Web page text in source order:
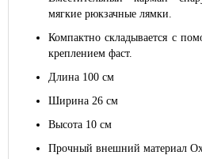
мягкие рюкзачные лямки.
Компактно складывается с
креплением фаст.
Длина 100 см
Ширина 26 см
Высота 10 см
Прочный внешний материал